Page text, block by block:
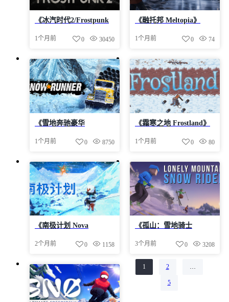
《冰汽时代2/Frostpunk
24018565官中免安装-简
1个月前 30450
0
《融托邦 Meltopia》
中2.24GB
1个月前 74
0
《雪地奔驰豪华
Premium Edition》
DLC官中免安装-简中|容
量50GB
1个月前 8750
0
《霜寒之地 Frostland》
装-简中118MB
1个月前 80
0
《南极计划 Nova
中免安装-简中2.79GB
2个月前 1158
0
《孤山：雪地骑士
Riders》-Build 23207407
官中免安装-简中|容量
3GB
3个月前 3208
0
第1页 第
2页 …
第
5页